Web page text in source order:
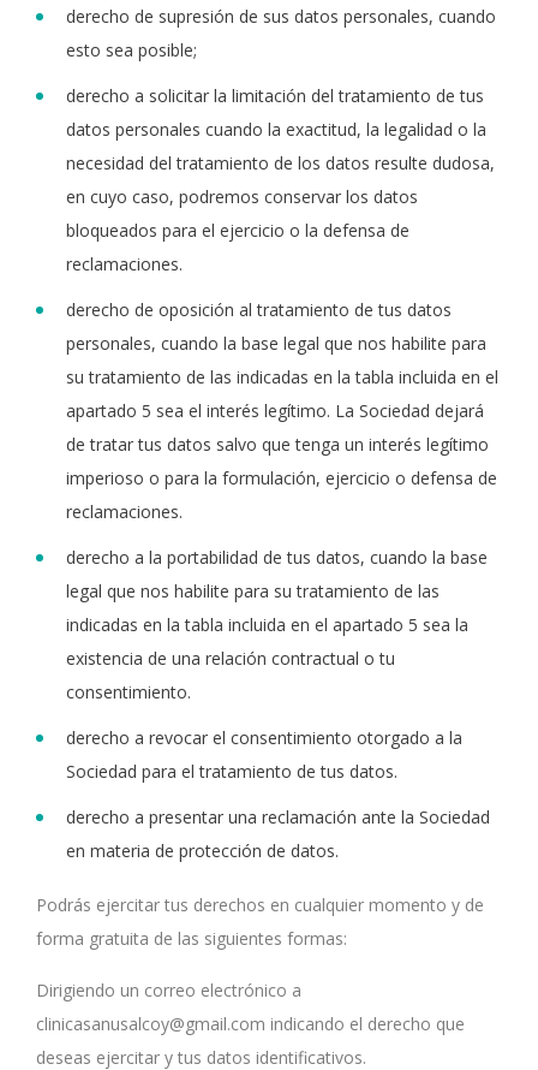
derecho de supresión de sus datos personales, cuando
esto sea posible;
derecho a solicitar la limitación del tratamiento de tus
datos personales cuando la exactitud, la legalidad o la
necesidad del tratamiento de los datos resulte dudosa,
en cuyo caso, podremos conservar los datos
bloqueados para el ejercicio o la defensa de
reclamaciones.
derecho de oposición al tratamiento de tus datos
personales, cuando la base legal que nos habilite para
su tratamiento de las indicadas en la tabla incluida en el
apartado 5 sea el interés legítimo. La Sociedad dejará
de tratar tus datos salvo que tenga un interés legítimo
imperioso o para la formulación, ejercicio o defensa de
reclamaciones.
derecho a la portabilidad de tus datos, cuando la base
legal que nos habilite para su tratamiento de las
indicadas en la tabla incluida en el apartado 5 sea la
existencia de una relación contractual o tu
consentimiento.
derecho a revocar el consentimiento otorgado a la
Sociedad para el tratamiento de tus datos.
derecho a presentar una reclamación ante la Sociedad
en materia de protección de datos.
Podrás ejercitar tus derechos en cualquier momento y de
forma gratuita de las siguientes formas:
Dirigiendo un correo electrónico a
clinicasanusalcoy@gmail.com indicando el derecho que
deseas ejercitar y tus datos identificativos.